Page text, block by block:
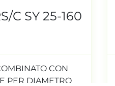
C SY 25-160
CON
PER DIAMETRO